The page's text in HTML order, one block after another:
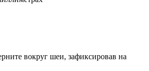
вокруг шеи, зафиксировав на